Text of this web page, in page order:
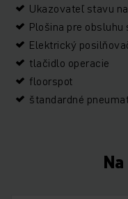
Ukazovateľ stavu
Plošina pre
Elektrický
tlačidlo operacie
floorspot
štandardné